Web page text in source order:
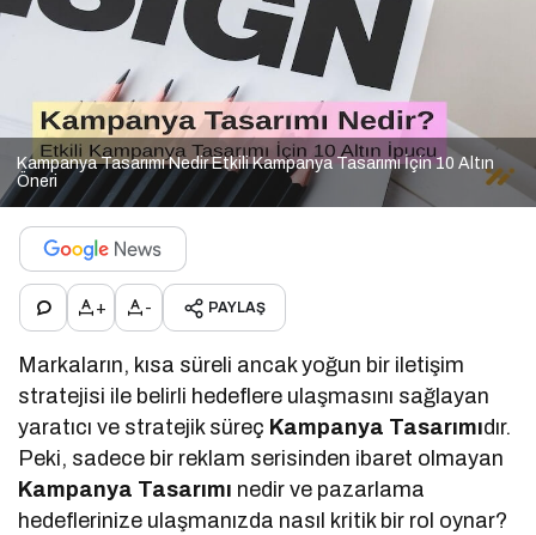
Kampanya Tasarımı Nedir Etkili Kampanya Tasarımı İçin 10 Altın
Öneri
+ - PAYLAŞ
Markaların, kısa süreli ancak yoğun bir iletişim
stratejisi ile belirli hedeflere ulaşmasını sağlayan
yaratıcı ve stratejik süreç Kampanya Tasarımıdır.
Peki, sadece bir reklam serisinden ibaret olmayan
Kampanya Tasarımı nedir ve pazarlama
hedeflerinize ulaşmanızda nasıl kritik bir rol oynar?